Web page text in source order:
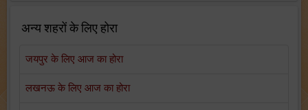
अन्य शहरों के लिए होरा
जयपुर के लिए आज का होरा
लखनऊ के लिए आज का होरा